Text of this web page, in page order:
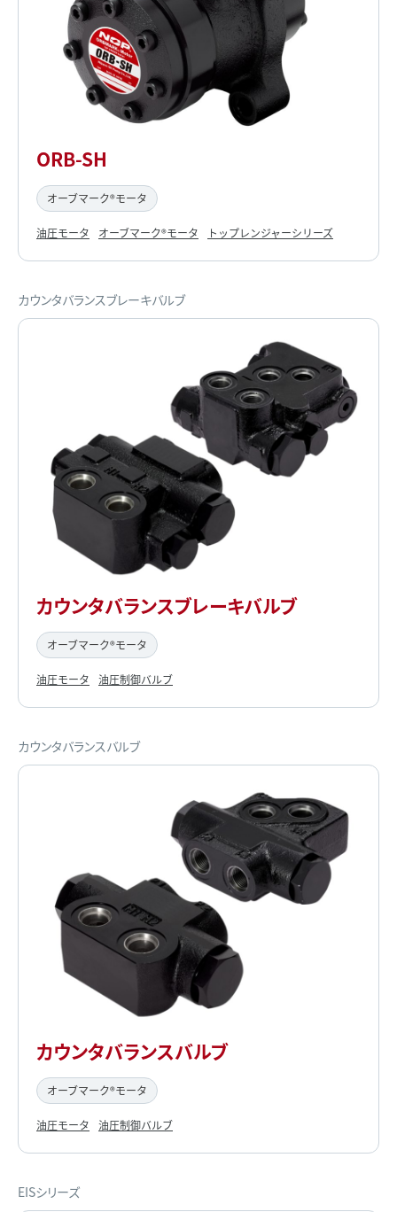
ORB-SH
オーブマーク®モータ
油圧モータ オーブマーク®モータ トップレンジャーシリーズ
カウンタバランスブレーキバルブ
カウンタバランスブレーキバルブ
オーブマーク®モータ
油圧モータ 油圧制御バルブ
カウンタバランスバルブ
カウンタバランスバルブ
オーブマーク®モータ
油圧モータ 油圧制御バルブ
EISシリーズ